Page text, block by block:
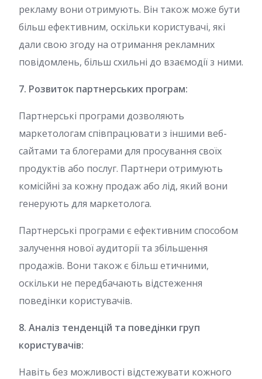
рекламу вони отримують. Він також може бути
більш ефективним, оскільки користувачі, які
дали свою згоду на отримання рекламних
повідомлень, більш схильні до взаємодії з ними.
7. Розвиток партнерських програм:
Партнерські програми дозволяють
маркетологам співпрацювати з іншими веб-
сайтами та блогерами для просування своїх
продуктів або послуг. Партнери отримують
комісійні за кожну продаж або лід, який вони
генерують для маркетолога.
Партнерські програми є ефективним способом
залучення нової аудиторії та збільшення
продажів. Вони також є більш етичними,
оскільки не передбачають відстеження
поведінки користувачів.
8. Аналіз тенденцій та поведінки груп
користувачів:
Навіть без можливості відстежувати кожного